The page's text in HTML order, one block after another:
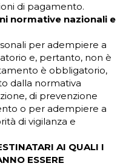
di pagamento.
normative nazionali e
per adempiere a
e, pertanto, non è
è obbligatorio,
dalla normativa
di prevenzione
o per adempiere a
di vigilanza e
AI QUALI I
ESSERE